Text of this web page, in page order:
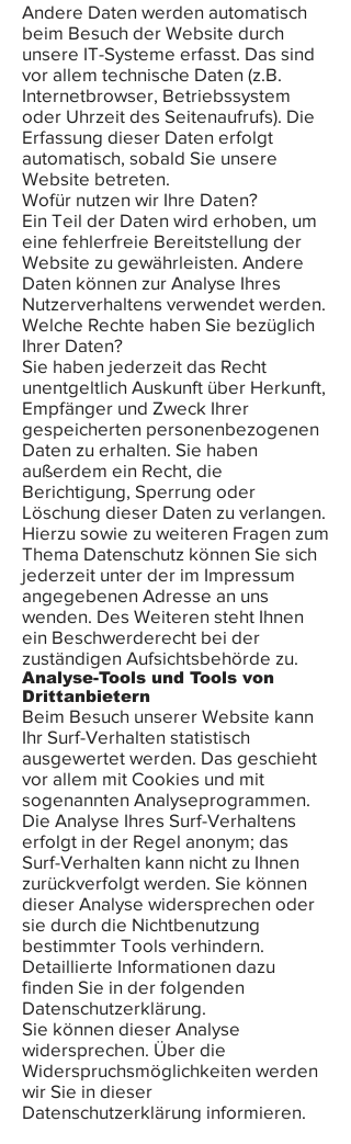
Andere Daten werden automatisch
beim Besuch der Website durch
unsere IT-Systeme erfasst. Das sind
vor allem technische Daten (z.B.
Internetbrowser, Betriebssystem
oder Uhrzeit des Seitenaufrufs). Die
Erfassung dieser Daten erfolgt
automatisch, sobald Sie unsere
Website betreten.
Wofür nutzen wir Ihre Daten?
Ein Teil der Daten wird erhoben, um
eine fehlerfreie Bereitstellung der
Website zu gewährleisten. Andere
Daten können zur Analyse Ihres
Nutzerverhaltens verwendet werden.
Welche Rechte haben Sie bezüglich
Ihrer Daten?
Sie haben jederzeit das Recht
unentgeltlich Auskunft über Herkunft,
Empfänger und Zweck Ihrer
gespeicherten personenbezogenen
Daten zu erhalten. Sie haben
außerdem ein Recht, die
Berichtigung, Sperrung oder
Löschung dieser Daten zu verlangen.
Hierzu sowie zu weiteren Fragen zum
Thema Datenschutz können Sie sich
jederzeit unter der im Impressum
angegebenen Adresse an uns
wenden. Des Weiteren steht Ihnen
ein Beschwerderecht bei der
zuständigen Aufsichtsbehörde zu.
Analyse-Tools und Tools von
Drittanbietern
Beim Besuch unserer Website kann
Ihr Surf-Verhalten statistisch
ausgewertet werden. Das geschieht
vor allem mit Cookies und mit
sogenannten Analyseprogrammen.
Die Analyse Ihres Surf-Verhaltens
erfolgt in der Regel anonym; das
Surf-Verhalten kann nicht zu Ihnen
zurückverfolgt werden. Sie können
dieser Analyse widersprechen oder
sie durch die Nichtbenutzung
bestimmter Tools verhindern.
Detaillierte Informationen dazu
finden Sie in der folgenden
Datenschutzerklärung.
Sie können dieser Analyse
widersprechen. Über die
Widerspruchsmöglichkeiten werden
wir Sie in dieser
Datenschutzerklärung informieren.